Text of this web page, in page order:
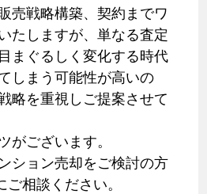
売戦略構築、契約までワ
たしますが、単なる査定
まぐるしく変化する時代
しまう可能性が高いの
略を重視しご提案させて
がございます。
ション売却をご検討の方
相談ください。